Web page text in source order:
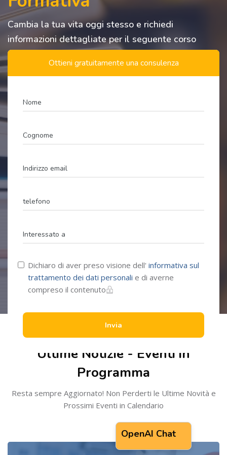
FORMAZIONE INSEGNANTI 60-30-36 CFU
Cambia la tua vita oggi stesso e richiedi
informazioni dettagliate per il seguente corso
Ottieni gratuitamente una consulenza
Dichiaro di aver preso visione dell' informativa sul
trattamento dei dati personali e di averne
compreso il contenuto
Invia
Ultime Notizie - Eventi in
Programma
Resta sempre Aggiornato! Non Perderti le Ultime Novità e
Prossimi Eventi in Calendario
Salta OpenAI Chat
OpenAI Chat